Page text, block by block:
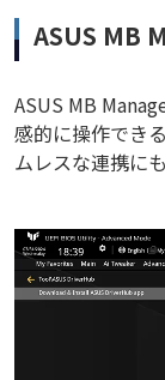
ASUS MB
ASUS MB
感的に操作でき
ムレスな連携に